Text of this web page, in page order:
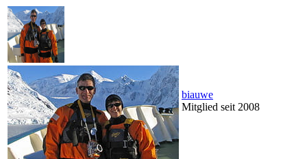
biauwe
Mitglied seit 2008